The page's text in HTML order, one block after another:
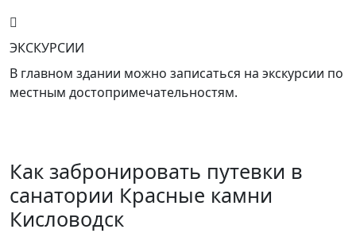
ЭКСКУРСИИ
В главном здании можно записаться на экскурсии по
местным достопримечательностям.
Как забронировать путевки в
санатории Красные камни
Кисловодск